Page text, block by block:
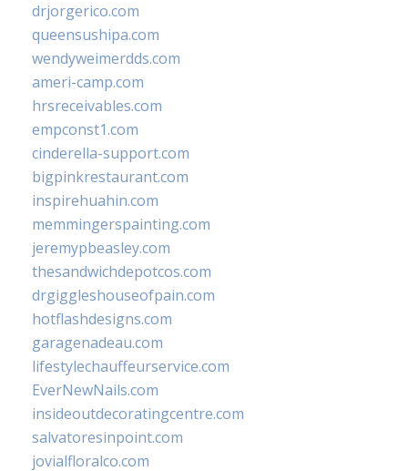
drjorgerico.com
queensushipa.com
wendyweimerdds.com
ameri-camp.com
hrsreceivables.com
empconst1.com
cinderella-support.com
bigpinkrestaurant.com
inspirehuahin.com
memmingerspainting.com
jeremypbeasley.com
thesandwichdepotcos.com
drgiggleshouseofpain.com
hotflashdesigns.com
garagenadeau.com
lifestylechauffeurservice.com
EverNewNails.com
insideoutdecoratingcentre.com
salvatoresinpoint.com
jovialfloralco.com